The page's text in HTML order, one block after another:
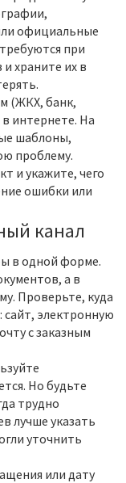
официальные
при
храните их в
(ЖКХ, банк,
интернете. На
шаблоны,
проблему.
и укажите, чего
ошибки или
канал
в одной форме.
а в
Проверьте, куда
электронную
с заказным
Но будьте
трудно
лучше указать
уточнить
или дату